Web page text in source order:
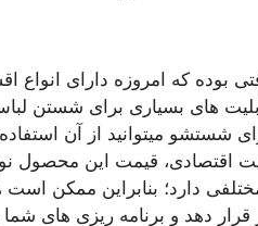
بوده که امروزه دارای انواع
های بسیاری برای شستن
شستشو میتوانید از آن استفاده
اقتصادی، قیمت این محصول
دارد؛ بنابراین ممکن است
دهد و برنامه ریزی های شما